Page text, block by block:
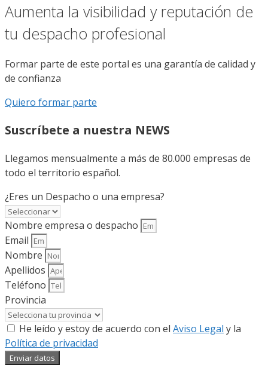
Aumenta la visibilidad y reputación de
tu despacho profesional
Formar parte de este portal es una garantía de calidad y
de confianza
Quiero formar parte
Suscríbete a nuestra NEWS
Llegamos mensualmente a más de 80.000 empresas de
todo el territorio español.
¿Eres un Despacho o una empresa?
Nombre empresa o despacho
Email
Nombre
Apellidos
Teléfono
Provincia
He leído y estoy de acuerdo con el Aviso Legal y la
Política de privacidad
Enviar datos